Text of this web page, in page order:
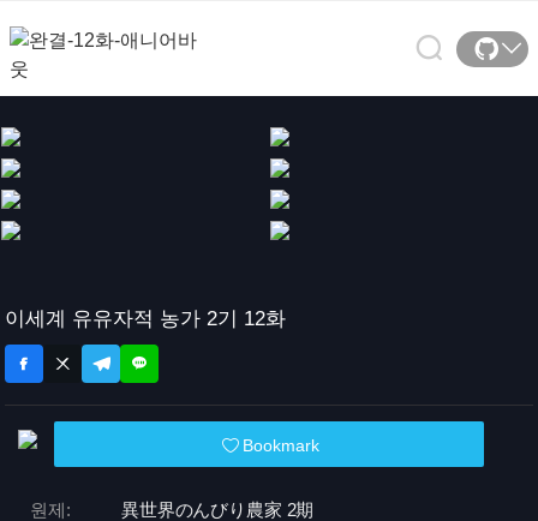
이세계 유유자적 농가 2기 12화
Bookmark
원제: 異世界のんびり農家 2期